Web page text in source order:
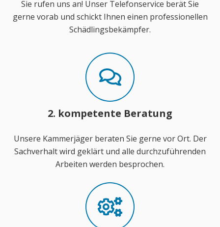
Sie rufen uns an! Unser Telefonservice berät Sie
gerne vorab und schickt Ihnen einen professionellen
Schädlingsbekämpfer.
2. kompetente Beratung
Unsere Kammerjäger beraten Sie gerne vor Ort. Der
Sachverhalt wird geklärt und alle durchzuführenden
Arbeiten werden besprochen.